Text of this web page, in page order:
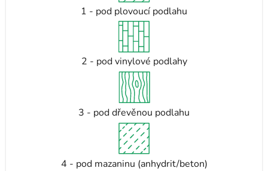
1 - pod plovoucí podlahu
2 - pod vinylové podlahy
3 - pod dřevěnou podlahu
4 - pod mazaninu (anhydrit/beton)